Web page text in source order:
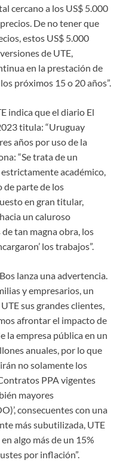
cercano a los US$ 5.000
De no tener que
estos US$ 5.000
de UTE,
en la prestación de
próximos 15 o 20 años”.
indica que el diario El
titula: “Uruguay
años por uso de la
“Se trata de un
académico,
parte de los
en gran titular,
un caluroso
tan magna obra, los
los trabajos”.
lanza una advertencia.
y empresarios, un
sus grandes clientes,
afrontar el impacto de
la empresa pública en un
anuales, por lo que
no solamente los
PPA vigentes
mayores
consecuentes con una
más subutilizada, UTE
algo más de un 15%
por inflación”.